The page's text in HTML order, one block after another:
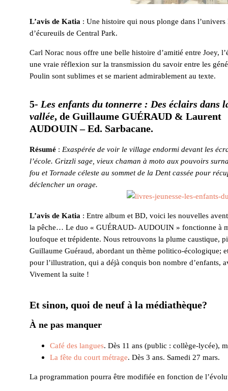
L’avis de Katia : Une histoire qui nous plonge dans
d’écureuils de Central Park.
Carl Norac nous offre une belle histoire d’amitié entre Joey,
une vraie réflexion sur la transmission du savoir entre les
Poulin sont sublimes et se marient admirablement au texte.
5- Les enfants du tonnerre : Des éclairs dans
vallée, de Guillaume GUÉRAUD & Laurent
AUDOUIN – Ed. Sarbacane.
Résumé: Exaspérée de voir le village endormi devant les
l’école. Grizzli sage, vieux chaman à moto aux pouvoirs
fou et Tornade céleste au sommet de la Dent cassée pour
déclencher un orage.
L’avis de Katia : Entre album et BD, voici les nouvelles
la pêche… Le duo « GUÉRAUD- AUDOUIN » fonctionne à
loufoque et trépidente. Nous retrouvons la plume caustique,
Guillaume Guéraud, abordant un thème politico-écologique;
pour l’illustration, qui a déjà conquis bon nombre d’enfants,
Vivement la suite !
Et sinon, quoi de neuf à la médiathèque?
À ne pas manquer
Café des langues. Dès 11 ans (public : collège-lycée),
La fête du court métrage. Dès 3 ans. Samedi 27 mars.
La programmation pourra être modifiée en fonction de